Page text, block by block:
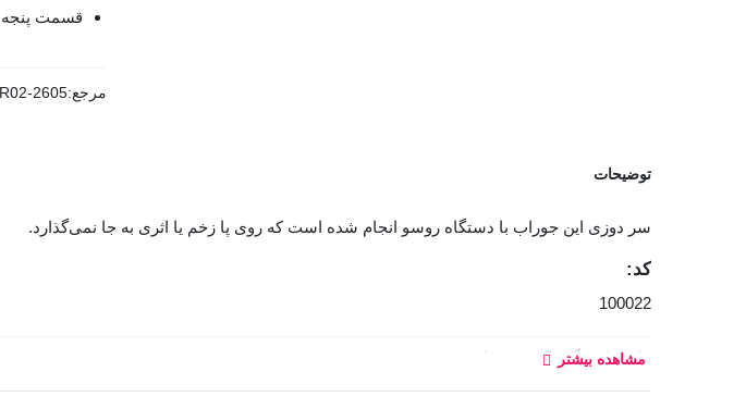
قسمت پنجه
مرجع:2605
توضیحات
سر دوزی این جوراب با دستگاه روسو انجام شده است که روی پا زخم یا اثری به جا نمی‌گذارد.
کد:
100022
راهنمای نگهداری جوراب:
مشاهده بیشتر